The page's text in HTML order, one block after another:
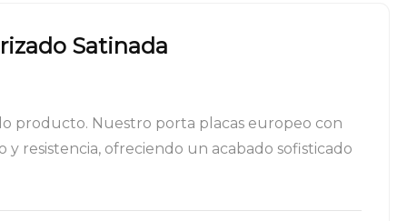
Satinada
producto. Nuestro porta placas europeo con
resistencia, ofreciendo un acabado sofisticado